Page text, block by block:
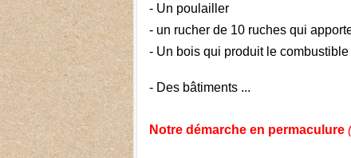
- Un poulailler
- un rucher de 10 ruches qui
- Un bois qui produit le
- Des bâtiments ...
Notre démarche en permaculure